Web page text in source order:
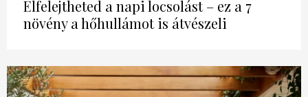
Elfelejtheted a napi locsolást – ez a 7
növény a hőhullámot is átvészeli